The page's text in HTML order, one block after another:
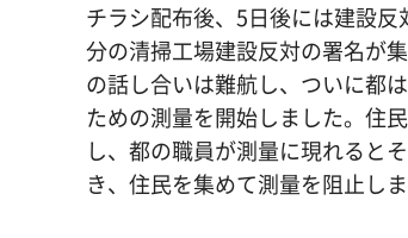
チラシ配布後、5日後には建設
分の清掃工場建設反対の署名が
の話し合いは難航し、ついに都
ための測量を開始しました。住
し、都の職員が測量に現れると
き、住民を集めて測量を阻止しま